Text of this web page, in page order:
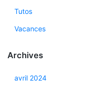
Tutos
Vacances
Archives
avril 2024